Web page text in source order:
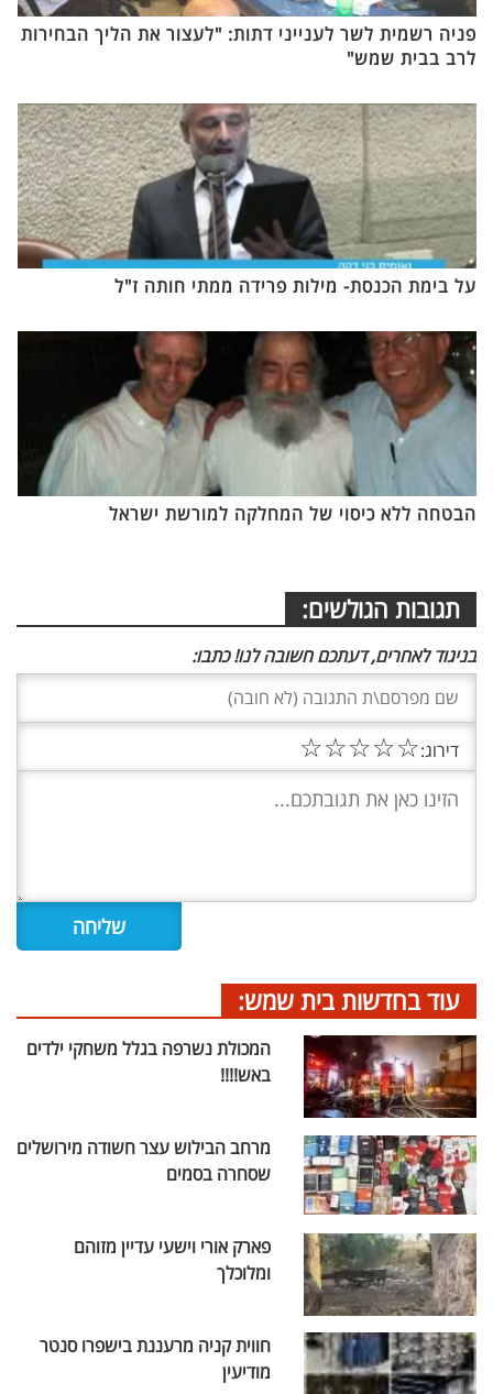
פניה רשמית לשר לענייני דתות: "לעצור את הליך הבחירות
לרב בבית שמש"
על בימת הכנסת- מילות פרידה ממתי חותה ז"ל
הבטחה ללא כיסוי של המחלקה למורשת ישראל
תגובות הגולשים:
בניגוד לאחרים, דעתכם חשובה לנו! כתבו:
דירוג:☆
☆
☆
☆
☆
עוד בחדשות בית שמש:
המכולת נשרפה בגלל משחקי ילדים
באש!!!!
מרחב הבילוש עצר חשודה מירושלים
שסחרה בסמים
פארק אורי וישעי עדיין מזוהם
ומלוכלך
חווית קניה מרעננת בישפרו סנטר
מודיעין